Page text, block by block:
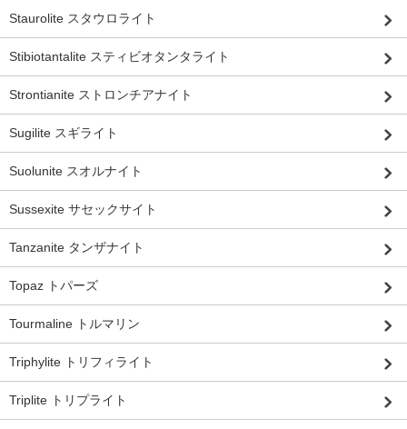
Staurolite スタウロライト
Stibiotantalite スティビオタンタライト
Strontianite ストロンチアナイト
Sugilite スギライト
Suolunite スオルナイト
Sussexite サセックサイト
Tanzanite タンザナイト
Topaz トパーズ
Tourmaline トルマリン
Triphylite トリフィライト
Triplite トリプライト